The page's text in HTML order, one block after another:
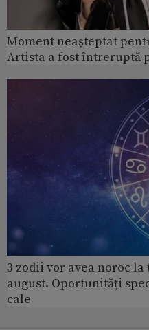
Moment neașteptat
Artista a fost întreruptă
3 zodii vor avea noroc la
august. Oportunități
cale